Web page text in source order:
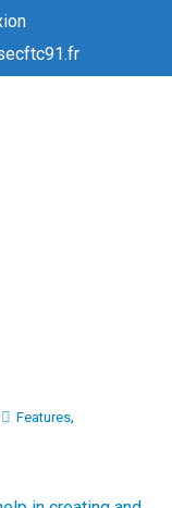
Features,